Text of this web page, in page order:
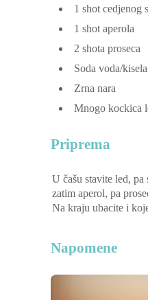
1 shot cedjenog
1 shot aperola
2 shota proseca
Soda voda/
Zrna nara
Mnogo kockica
Priprema
U čašu stavite led, pa sipajte sok od nara,
zatim aperol, pa
Na kraju ubacite i
Napomene